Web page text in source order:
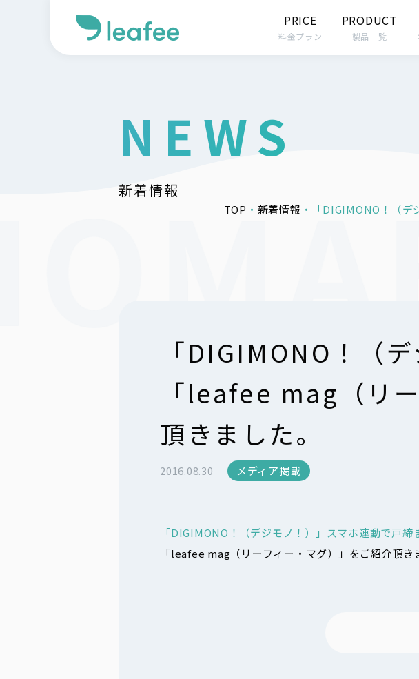
PRICE
料金プラン
PRODUCT
製品一覧
NEWS
新着情報
TOP 新着情報 「DIGIMONO！（
「DIGIMONO！（
「leafee mag（リ
頂きました。
2016.08.30 メディア掲載
「DIGIMONO！（デジモノ！）」スマホ連動で戸
「leafee mag（リーフィー・マグ）」をご紹介頂き